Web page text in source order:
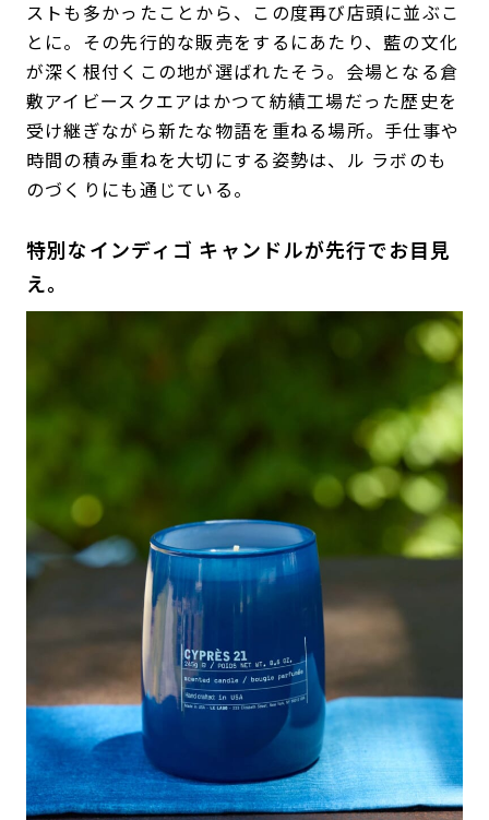
ストも多かったことから、この度再び店頭に並ぶこ
とに。その先行的な販売をするにあたり、藍の文化
が深く根付くこの地が選ばれたそう。会場となる倉
敷アイビースクエアはかつて紡績工場だった歴史を
受け継ぎながら新たな物語を重ねる場所。手仕事や
時間の積み重ねを大切にする姿勢は、ル ラボのも
のづくりにも通じている。
特別なインディゴ キャンドルが先行でお目見
え。